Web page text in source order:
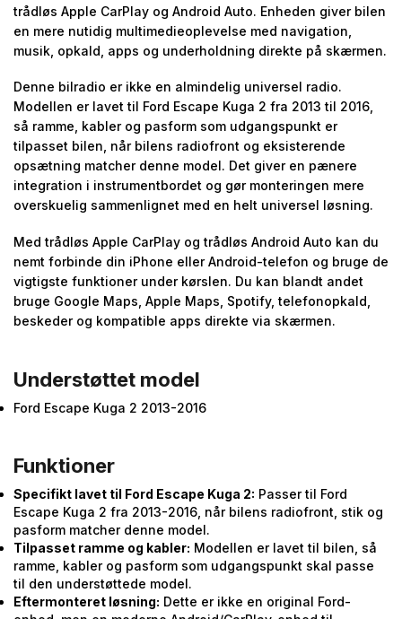
trådløs Apple CarPlay og Android Auto. Enheden giver bilen
en mere nutidig multimedieoplevelse med navigation,
musik, opkald, apps og underholdning direkte på skærmen.
Denne bilradio er ikke en almindelig universel radio.
Modellen er lavet til Ford Escape Kuga 2 fra 2013 til 2016,
så ramme, kabler og pasform som udgangspunkt er
tilpasset bilen, når bilens radiofront og eksisterende
opsætning matcher denne model. Det giver en pænere
integration i instrumentbordet og gør monteringen mere
overskuelig sammenlignet med en helt universel løsning.
Med trådløs Apple CarPlay og trådløs Android Auto kan du
nemt forbinde din iPhone eller Android-telefon og bruge de
vigtigste funktioner under kørslen. Du kan blandt andet
bruge Google Maps, Apple Maps, Spotify, telefonopkald,
beskeder og kompatible apps direkte via skærmen.
Understøttet model
Ford Escape Kuga 2 2013-2016
Funktioner
Specifikt lavet til Ford Escape Kuga 2: Passer til Ford
Escape Kuga 2 fra 2013-2016, når bilens radiofront, stik og
pasform matcher denne model.
Tilpasset ramme og kabler: Modellen er lavet til bilen, så
ramme, kabler og pasform som udgangspunkt skal passe
til den understøttede model.
Eftermonteret løsning: Dette er ikke en original Ford-